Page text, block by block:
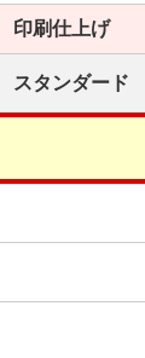
印刷仕上げ
スタンダード